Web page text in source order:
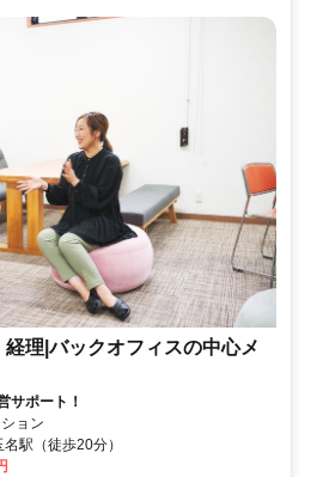
理|バックオフィスの中心メ
サポート！
ョン
駅（徒歩20分）